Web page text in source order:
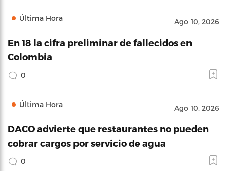
Última Hora Ago 10, 2026
En 18 la cifra preliminar de fallecidos en
Colombia
0
Última Hora Ago 10, 2026
DACO advierte que restaurantes no pueden
cobrar cargos por servicio de agua
0